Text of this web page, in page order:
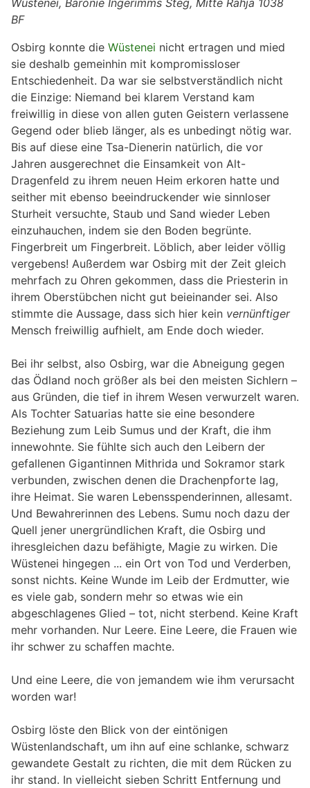
Wüstenei, Baronie Ingerimms Steg, Mitte Rahja 1038
BF
Osbirg konnte die Wüstenei nicht ertragen und mied
sie deshalb gemeinhin mit kompromissloser
Entschiedenheit. Da war sie selbstverständlich nicht
die Einzige: Niemand bei klarem Verstand kam
freiwillig in diese von allen guten Geistern verlassene
Gegend oder blieb länger, als es unbedingt nötig war.
Bis auf diese eine Tsa-Dienerin natürlich, die vor
Jahren ausgerechnet die Einsamkeit von Alt-
Dragenfeld zu ihrem neuen Heim erkoren hatte und
seither mit ebenso beeindruckender wie sinnloser
Sturheit versuchte, Staub und Sand wieder Leben
einzuhauchen, indem sie den Boden begrünte.
Fingerbreit um Fingerbreit. Löblich, aber leider völlig
vergebens! Außerdem war Osbirg mit der Zeit gleich
mehrfach zu Ohren gekommen, dass die Priesterin in
ihrem Oberstübchen nicht gut beieinander sei. Also
stimmte die Aussage, dass sich hier kein vernünftiger
Mensch freiwillig aufhielt, am Ende doch wieder.
Bei ihr selbst, also Osbirg, war die Abneigung gegen
das Ödland noch größer als bei den meisten Sichlern –
aus Gründen, die tief in ihrem Wesen verwurzelt waren.
Als Tochter Satuarias hatte sie eine besondere
Beziehung zum Leib Sumus und der Kraft, die ihm
innewohnte. Sie fühlte sich auch den Leibern der
gefallenen Gigantinnen Mithrida und Sokramor stark
verbunden, zwischen denen die Drachenpforte lag,
ihre Heimat. Sie waren Lebensspenderinnen, allesamt.
Und Bewahrerinnen des Lebens. Sumu noch dazu der
Quell jener unergründlichen Kraft, die Osbirg und
ihresgleichen dazu befähigte, Magie zu wirken. Die
Wüstenei hingegen ... ein Ort von Tod und Verderben,
sonst nichts. Keine Wunde im Leib der Erdmutter, wie
es viele gab, sondern mehr so etwas wie ein
abgeschlagenes Glied – tot, nicht sterbend. Keine Kraft
mehr vorhanden. Nur Leere. Eine Leere, die Frauen wie
ihr schwer zu schaffen machte.
Und eine Leere, die von jemandem wie ihm verursacht
worden war!
Osbirg löste den Blick von der eintönigen
Wüstenlandschaft, um ihn auf eine schlanke, schwarz
gewandete Gestalt zu richten, die mit dem Rücken zu
ihr stand. In vielleicht sieben Schritt Entfernung und